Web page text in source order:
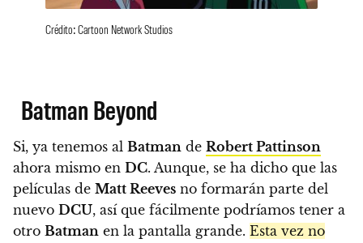
Crédito: Cartoon Network Studios
Batman Beyond
Si, ya tenemos al Batman de Robert Pattinson
ahora mismo en DC. Aunque, se ha dicho que las
películas de Matt Reeves no formarán parte del
nuevo DCU, así que fácilmente podríamos tener a
otro Batman en la pantalla grande. Esta vez no